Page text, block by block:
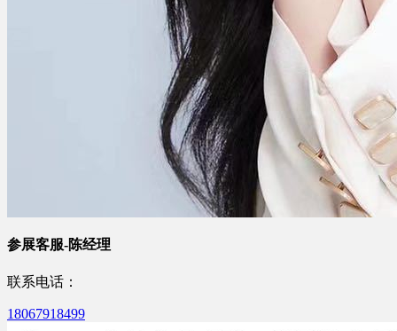
参展客服-陈经理
联系电话：
18067918499